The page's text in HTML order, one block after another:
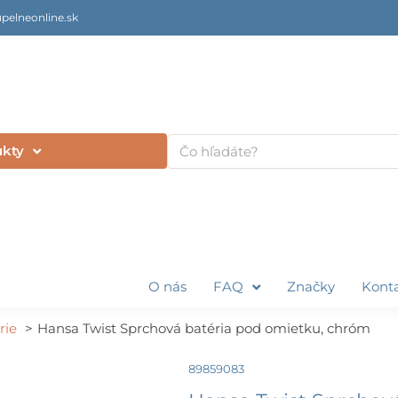
Vyhľadať
O nás FAQ Značky
Hansa Twist Sprchová batéria pod omietku, chróm
89859083